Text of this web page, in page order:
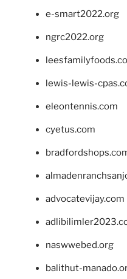
e-smart2022.org
ngrc2022.org
lewis-lewis-
eleontennis.com
cyetus.com
advocatevijay.com
naswwebed.org
balithut-